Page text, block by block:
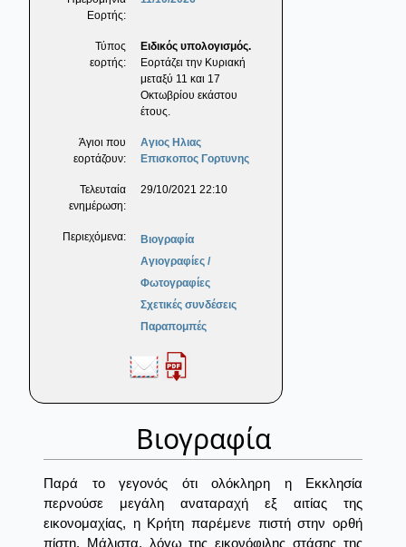
Εορτής:
Τύπος
εορτής:
Ειδικός υπολογισμός.
Εορτάζει την Κυριακή
μεταξύ 11 και 17
Οκτωβρίου εκάστου
έτους.
Άγιοι που
εορτάζουν:
Αγιος Ηλιας
Επισκοπος Γορτυνης
Τελευταία
ενημέρωση:
29/10/2021 22:10
Περιεχόμενα:
Βιογραφία
Αγιογραφίες /
Φωτογραφίες
Σχετικές συνδέσεις
Παραπομπές
Βιογραφία
Παρά το γεγονός ότι ολόκληρη η Εκκλησία
περνούσε μεγάλη αναταραχή εξ αιτίας της
εικονομαχίας, η Κρήτη παρέμενε πιστή στην ορθή
πίστη. Μάλιστα, λόγω της εικονόφιλης στάσης της